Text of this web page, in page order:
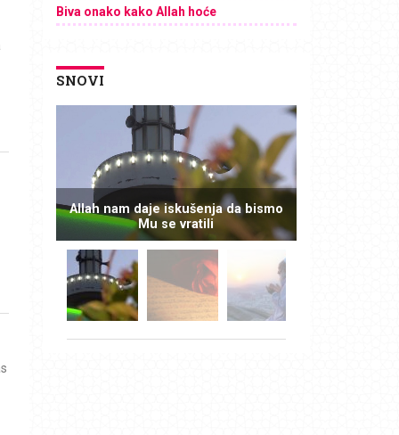
Biva onako kako Allah hoće
SNOVI
Allah nam daje iskušenja da bismo
Mu se vratili